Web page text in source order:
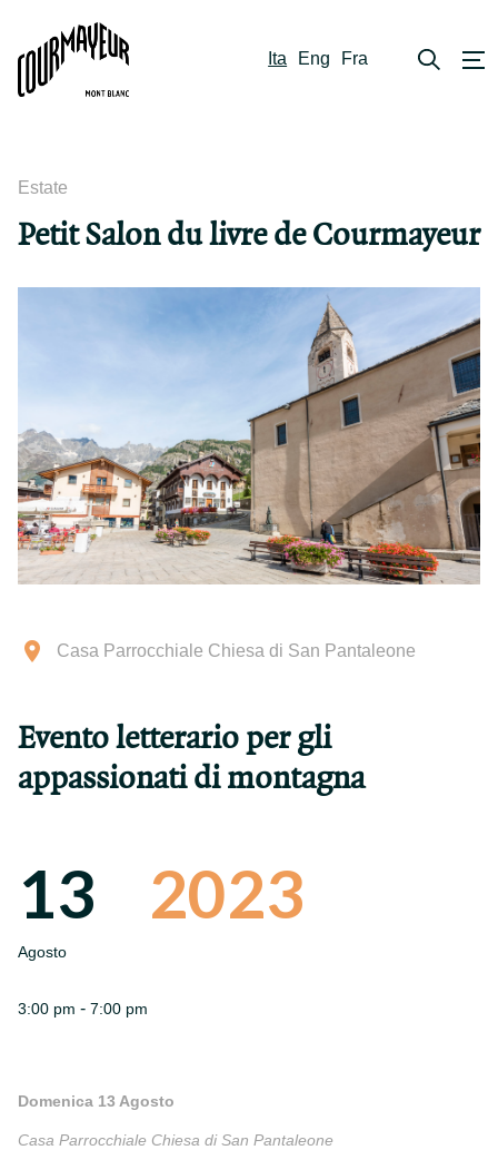
Ita Eng Fra
Estate
Petit Salon du livre de Courmayeur
Casa Parrocchiale Chiesa di San Pantaleone
Evento letterario per gli
appassionati di montagna
13
Agosto
2023
3:00 pm - 7:00 pm
Domenica 13 Agosto
Casa Parrocchiale Chiesa di San Pantaleone